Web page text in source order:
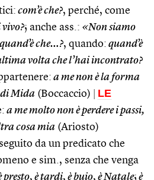
com’è che?, perché, come
vivo?; anche ass.: «Non siamo
quand’è che…?, quando: quand’è
volta che l’hai incontrato?
a me non è la forma
di Mida (Boccaccio) LE
a me molto non è perdere i passi,
cosa mia (Ariosto)
da un predicato che
e sim., senza che venga
presto, è tardi, è buio, è Natale; è